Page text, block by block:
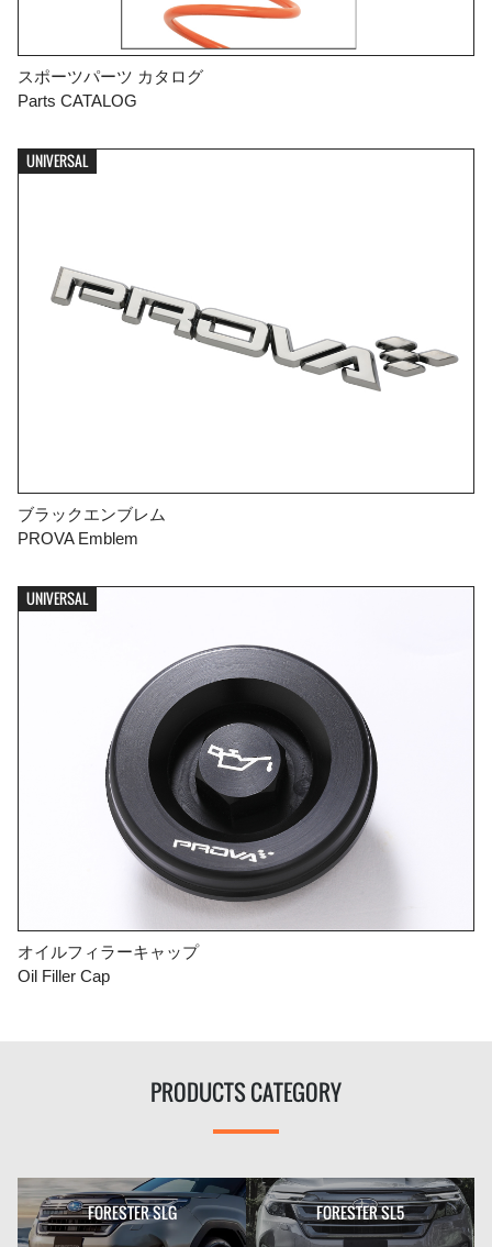
スポーツパーツ カタログ
Parts CATALOG
UNIVERSAL
ブラックエンブレム
PROVA Emblem
UNIVERSAL
オイルフィラーキャップ
Oil Filler Cap
PRODUCTS CATEGORY
FORESTER SLG FORESTER SL5